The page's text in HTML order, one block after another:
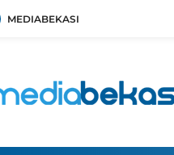
MEDIABEKASI